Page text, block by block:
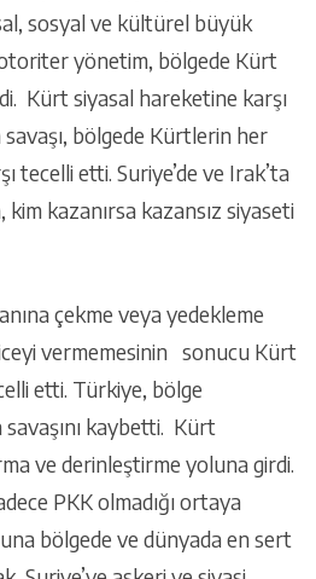
sosyal ve kültürel büyük
otoriter yönetim, bölgede Kürt
Kürt siyasal hareketine karşı
savaşı, bölgede Kürtlerin her
tecelli etti. Suriye’de ve Irak’ta
kazanırsa kazansız siyaseti
çekme veya yedekleme
vermemesinin sonucu Kürt
etti. Türkiye, bölge
kaybetti. Kürt
ve derinleştirme yoluna girdi.
PKK olmadığı ortaya
bölgede ve dünyada en sert